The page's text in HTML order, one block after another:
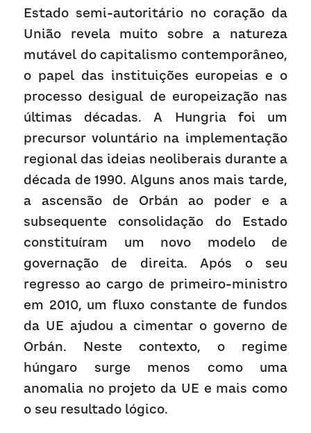
Estado semi-autoritário no coração da
União revela muito sobre a natureza
mutável do capitalismo contemporâneo,
o papel das instituições europeias e o
processo desigual de europeização nas
últimas décadas. A Hungria foi um
precursor voluntário na implementação
regional das ideias neoliberais durante a
década de 1990. Alguns anos mais tarde,
a ascensão de Orbán ao poder e a
subsequente consolidação do Estado
constituíram um novo modelo de
governação de direita. Após o seu
regresso ao cargo de primeiro-ministro
em 2010, um fluxo constante de fundos
da UE ajudou a cimentar o governo de
Orbán. Neste contexto, o regime
húngaro surge menos como uma
anomalia no projeto da UE e mais como
o seu resultado lógico.